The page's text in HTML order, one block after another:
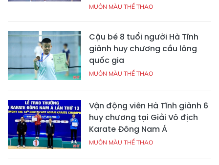
MUÔN MÀU THỂ THAO
Cậu bé 8 tuổi người Hà Tĩnh
giành huy chương cầu lông
quốc gia
MUÔN MÀU THỂ THAO
Vận động viên Hà Tĩnh giành 6
huy chương tại Giải Vô địch
Karate Đông Nam Á
MUÔN MÀU THỂ THAO